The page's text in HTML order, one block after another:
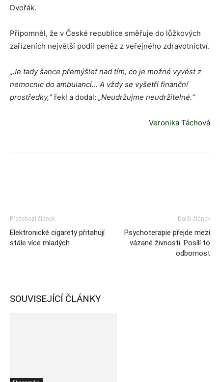
Dvořák.
Připomněl, že v České republice směřuje do lůžkových
zařízeních největší podíl peněz z veřejného zdravotnictví.
„Je tady šance přemýšlet nad tím, co je možné vyvést z
nemocnic do ambulancí… A vždy se vyšetří finanční
prostředky,“řekl a dodal: „Neudržujme neudržitelné.“
Veronika Táchová
Předchozí článek
Elektronické cigarety přitahují
stále více mladých
Další článek
Psychoterapie přejde mezi
vázané živnosti. Posílí to
odbornost
SOUVISEJÍCÍ ČLÁNKY